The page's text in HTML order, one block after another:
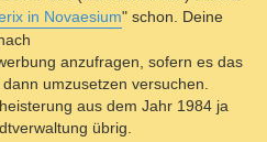
in Novaesium" schon. Deine
anzufragen, sofern es das
umzusetzen versuchen.
aus dem Jahr 1984 ja
übrig.